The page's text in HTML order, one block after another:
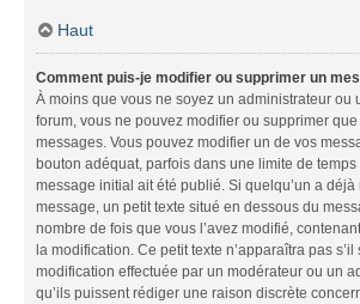
Haut
Comment puis-je modifier ou supprimer un
À moins que vous ne soyez un administrateur ou
forum, vous ne pouvez modifier ou supprimer
messages. Vous pouvez modifier un de vos
bouton adéquat, parfois dans une limite de temps
message initial ait été publié. Si quelqu’un a déjà
message, un petit texte situé en dessous du
nombre de fois que vous l’avez modifié,
la modification. Ce petit texte n’apparaîtra pas s’il
modification effectuée par un modérateur ou un
qu’ils puissent rédiger une raison discrète